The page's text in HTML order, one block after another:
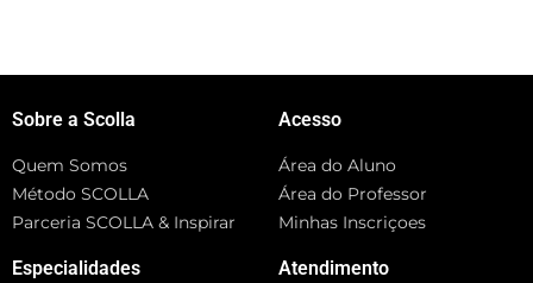
Sobre a Scolla
Quem Somos
Método SCOLLA
Parceria SCOLLA & Inspirar
Especialidades
Acesso
Área do Aluno
Área do Professor
Minhas Inscriçoes
Atendimento